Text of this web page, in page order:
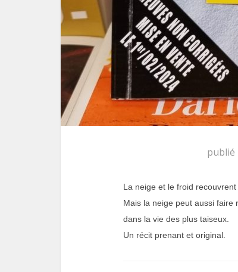
publié
La neige et le froid
Mais la neige peut aussi faire
dans la vie des plus taiseux.
Un récit prenant et original.